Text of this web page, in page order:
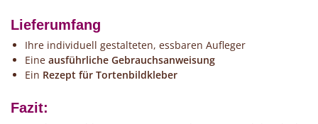
Lieferumfang
Ihre individuell gestalteten, essbaren Aufleger
Eine ausführliche Gebrauchsanweisung
Ein Rezept für Tortenbildkleber
Fazit: